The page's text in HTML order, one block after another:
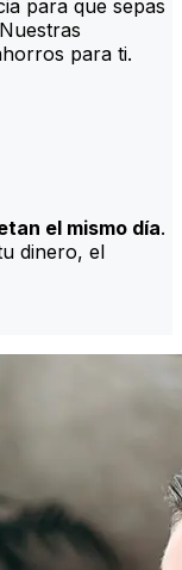
para que sepas
para ti.
el mismo día.
dinero, el